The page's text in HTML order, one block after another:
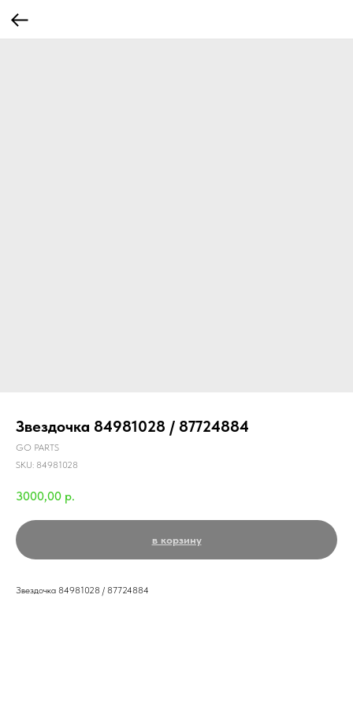
Звездочка 84981028 / 87724884
GO PARTS
SKU: 84981028
3000,00 р.
в корзину
Звездочка 84981028 / 87724884